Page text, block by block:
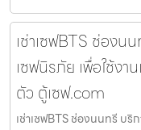
เช่าเซฟBTS ช่องน
เซฟนิรภัย เพื่อใช้ง
ตัว ตู้เซฟ.com
เช่าเซฟBTS ช่องนนทรี บริ